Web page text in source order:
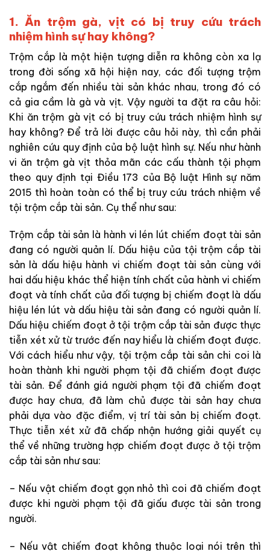
1. Ăn trộm gà, vịt có bị truy cứu trách
nhiệm hình sự hay không?
Trộm cắp là một hiện tượng diễn ra không còn xa lạ
trong đời sống xã hội hiện nay, các đối tượng trộm
cắp ngắm đến nhiều tài sản khác nhau, trong đó có
cả gia cầm là gà và vịt. Vậy người ta đặt ra câu hỏi:
Khi ăn trộm gà vịt có bị truy cứu trách nhiệm hình sự
hay không? Để trả lời được câu hỏi này, thì cần phải
nghiên cứu quy định của bộ luật hình sự. Nếu như hành
vi ăn trộm gà vịt thỏa mãn các cấu thành tội phạm
theo quy định tại Điều 173 của Bộ luật Hình sự năm
2015 thì hoàn toàn có thể bị truy cứu trách nhiệm về
tội trộm cắp tài sản. Cụ thể như sau:
Trộm cắp tài sản là hành vi lén lút chiếm đoạt tài sản
đang có người quản lí. Dấu hiệu của tội trộm cắp tài
sản là dấu hiệu hành vi chiếm đoạt tài sản cùng với
hai dấu hiệu khác thể hiện tính chất của hành vi chiếm
đoạt và tính chất của đối tượng bị chiếm đoạt là dấu
hiệu lén lút và dấu hiệu tài sản đang có người quản lí.
Dấu hiệu chiếm đoạt ở tội trộm cắp tài sản được thực
tiễn xét xử từ trước đến nay hiểu là chiếm đoạt được.
Với cách hiểu như vậy, tội trộm cắp tài sản chi coi là
hoàn thành khi người phạm tội đã chiếm đoạt được
tài sản. Để đánh giá người phạm tội đã chiếm đoạt
được hay chưa, đã làm chủ được tài sản hay chưa
phải dựa vào đặc điểm, vị trí tài sản bị chiếm đoạt.
Thực tiễn xét xử đã chấp nhận hướng giải quyết cụ
thể về những trường hợp chiếm đoạt được ở tội trộm
cắp tài sản như sau:
– Nếu vật chiếm đoạt gọn nhỏ thì coi đã chiếm đoạt
được khi người phạm tội đã giấu được tài sản trong
người.
– Nếu vật chiếm đoạt không thuộc loại nói trên thì